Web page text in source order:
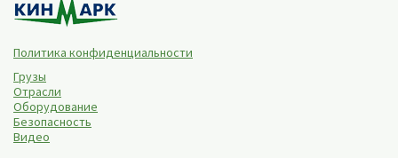
Политика конфиденциальности
Грузы
Отрасли
Оборудование
Безопасность
Видео